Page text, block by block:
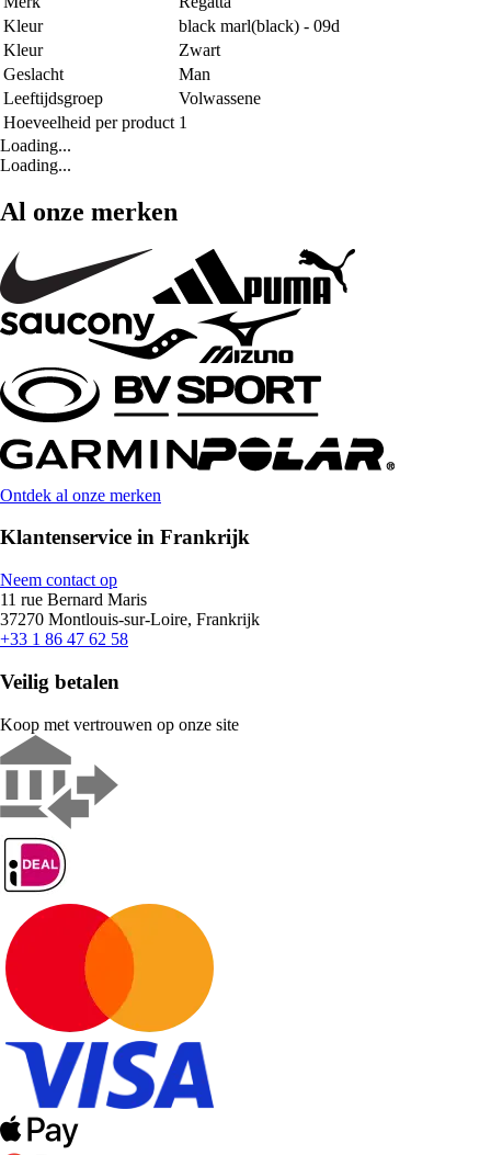
Kleur
black marl(black) - 09d
Kleur
Zwart
Geslacht
Man
Leeftijdsgroep
Volwassene
Hoeveelheid per product 1
Loading...
Loading...
Al onze merken
Ontdek al onze merken
Klantenservice in Frankrijk
Neem contact op
11 rue Bernard Maris
37270 Montlouis-sur-Loire, Frankrijk
+33 1 86 47 62 58
Veilig betalen
Koop met vertrouwen op onze site